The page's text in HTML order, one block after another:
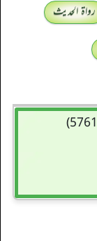
رواۃ الحدیث